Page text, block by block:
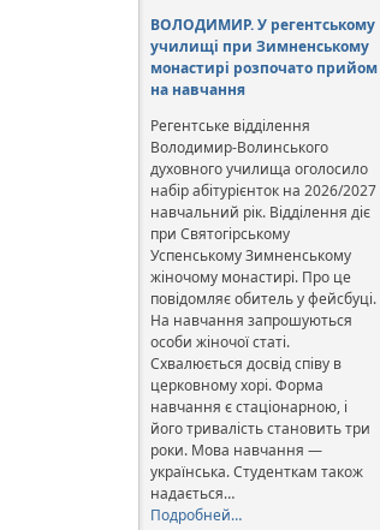
ВОЛОДИМИР. У регентському
училищі при Зимненському
монастирі розпочато прийом
на навчання
Регентське відділення
Володимир-Волинського
духовного училища оголосило
набір абітурієнток на 2026/2027
навчальний рік. Відділення діє
при Святогірському
Успенському Зимненському
жіночому монастирі. Про це
повідомляє обитель у фейсбуці.
На навчання запрошуються
особи жіночої статі.
Схвалюється досвід співу в
церковному хорі. Форма
навчання є стаціонарною, і
його тривалість становить три
роки. Мова навчання —
українська. Студенткам також
надається…
Подробней…